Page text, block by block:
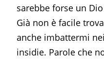
sarebbe forse un
Già non è facile
anche imbattermi
insidie. Parole che